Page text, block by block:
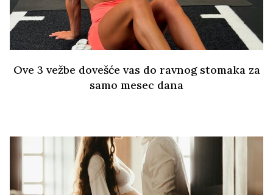
Ove 3 vežbe dovešće vas do ravnog stomaka za
samo mesec dana